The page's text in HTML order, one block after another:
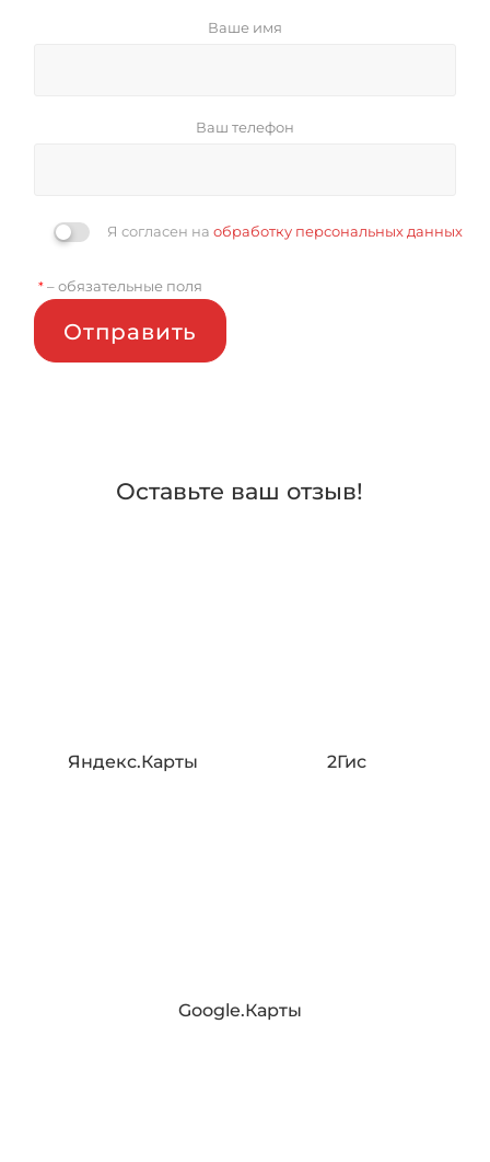
Ваше имя
Ваш телефон
Я согласен на обработку персональных данных
Отправить
* – обязательные поля
Оставьте ваш отзыв!
Яндекс.Карты 2Гис
Google.Карты